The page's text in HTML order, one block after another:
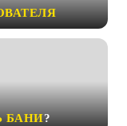
БАНИ?